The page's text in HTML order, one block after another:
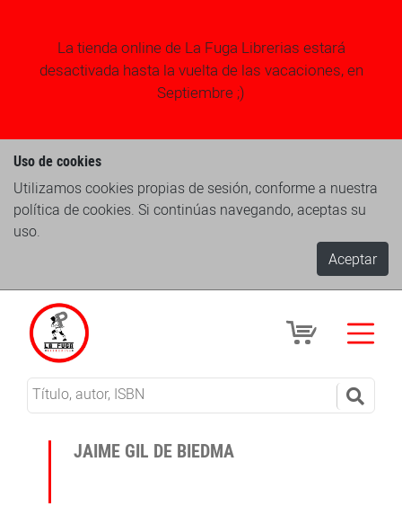
La tienda online de La Fuga Librerias estará
desactivada hasta la vuelta de las vacaciones, en
Septiembre ;)
Uso de cookies
Utilizamos cookies propias de sesión, conforme a nuestra
política de cookies. Si continúas navegando, aceptas su
uso.
Aceptar
JAIME GIL DE BIEDMA